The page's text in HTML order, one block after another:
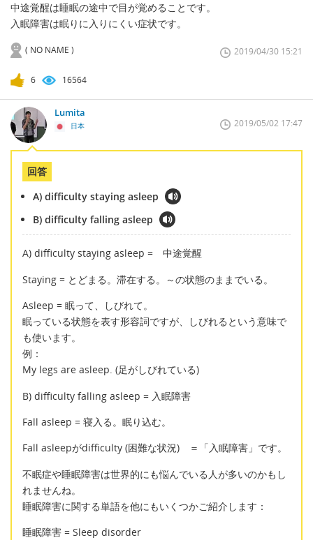
中途覚醒は睡眠の途中で目が覚めることです。
入眠障害は眠りに入りにくい症状です。
( NO NAME ) 2019/04/30 15:21
6 16564
Lumita
日本 2019/05/02 17:47
回答
A) difficulty staying asleep
B) difficulty falling asleep
A) difficulty staying asleep = 中途覚醒
Staying = とどまる。滞在する。～の状態のままでいる。
Asleep = 眠って、しびれて。
眠っている状態を表す形容詞ですが、しびれるという意味で
も使います。
例：
My legs are asleep. (足がしびれている)
B) difficulty falling asleep = 入眠障害
Fall asleep = 寝入る。眠り込む。
Fall asleepがdifficulty (困難な状況) ＝「入眠障害」です。
不眠症や睡眠障害は世界的にも悩んでいる人が多いのかもし
れませんね。
睡眠障害に関する単語を他にもいくつかご紹介します：
睡眠障害 = Sleep disorder